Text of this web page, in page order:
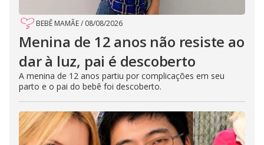
BEBÊ MAMÃE/ 08/08/2026
Menina de 12 anos não resiste ao
dar à luz, pai é descoberto
A menina de 12 anos partiu por complicações em seu
parto e o pai do bebê foi descoberto.